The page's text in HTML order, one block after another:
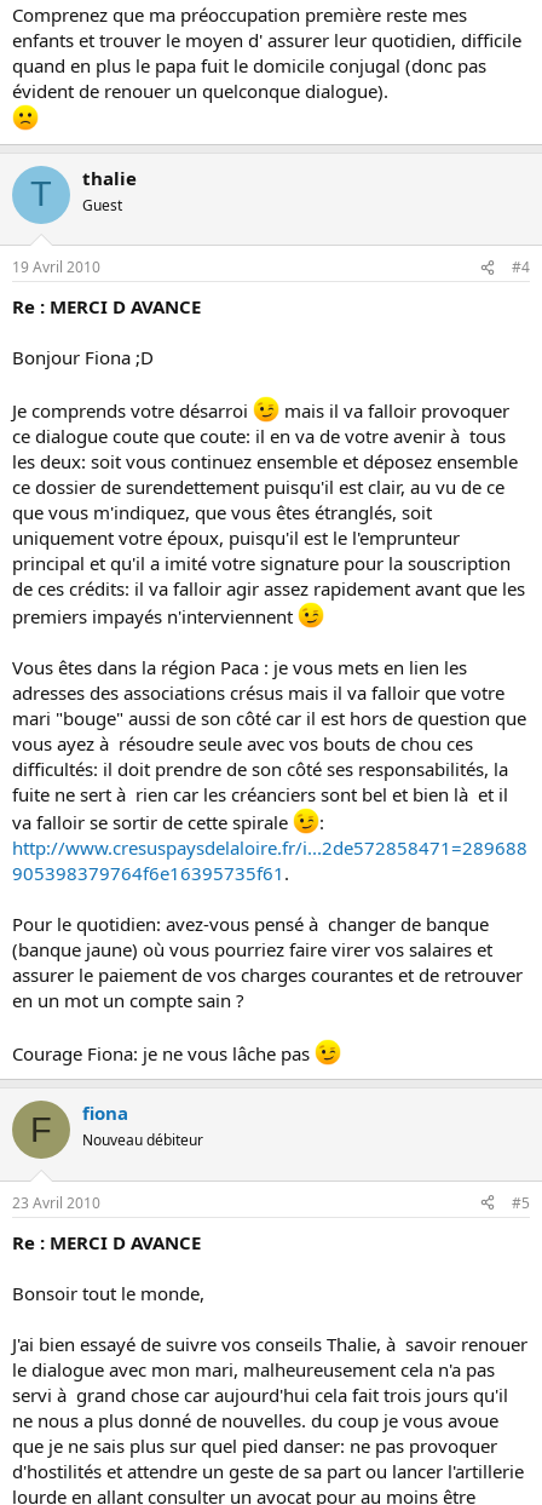
Comprenez que ma préoccupation première reste mes
enfants et trouver le moyen d' assurer leur quotidien, difficile
quand en plus le papa fuit le domicile conjugal (donc pas
évident de renouer un quelconque dialogue).
T thalie
Guest
19 Avril 2010 #4
Re : MERCI D AVANCE
Bonjour Fiona ;D
Je comprends votre désarroi
mais il va falloir provoquer
ce dialogue coute que coute: il en va de votre avenir à tous
les deux: soit vous continuez ensemble et déposez ensemble
ce dossier de surendettement puisqu'il est clair, au vu de ce
que vous m'indiquez, que vous êtes étranglés, soit
uniquement votre époux, puisqu'il est le l'emprunteur
principal et qu'il a imité votre signature pour la souscription
de ces crédits: il va falloir agir assez rapidement avant que les
premiers impayés n'interviennent
Vous êtes dans la région Paca : je vous mets en lien les
adresses des associations crésus mais il va falloir que votre
mari "bouge" aussi de son côté car il est hors de question que
vous ayez à résoudre seule avec vos bouts de chou ces
difficultés: il doit prendre de son côté ses responsabilités, la
fuite ne sert à rien car les créanciers sont bel et bien là et il
va falloir se sortir de cette spirale
:
http://www.cresuspaysdelaloire.fr/i...2de572858471=289688
905398379764f6e16395735f61 .
Pour le quotidien: avez-vous pensé à changer de banque
(banque jaune) où vous pourriez faire virer vos salaires et
assurer le paiement de vos charges courantes et de retrouver
en un mot un compte sain ?
Courage Fiona: je ne vous lâche pas
F fiona
Nouveau débiteur
23 Avril 2010 #5
Re : MERCI D AVANCE
Bonsoir tout le monde,
J'ai bien essayé de suivre vos conseils Thalie, à savoir renouer
le dialogue avec mon mari, malheureusement cela n'a pas
servi à grand chose car aujourd'hui cela fait trois jours qu'il
ne nous a plus donné de nouvelles. du coup je vous avoue
que je ne sais plus sur quel pied danser: ne pas provoquer
d'hostilités et attendre un geste de sa part ou lancer l'artillerie
lourde en allant consulter un avocat pour au moins être